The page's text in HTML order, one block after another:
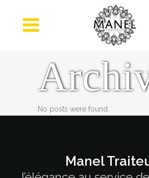
No posts were found.
Manel